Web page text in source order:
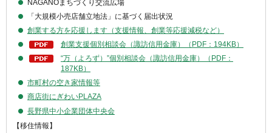
NAGANOまちづくり交流広場
「大規模小売店舗立地法」に基づく届出状況
創業する方を応援します（支援情報、創業等応援減税など）
創業支援個別相談会（諏訪信用金庫）（PDF：194KB）
“万（よろず）”個別相談会（諏訪信用金庫）（PDF：
187KB）
市町村の空き家情報等
商店街にぎわいPLAZA
長野県中小企業団体中央会
【移住情報】